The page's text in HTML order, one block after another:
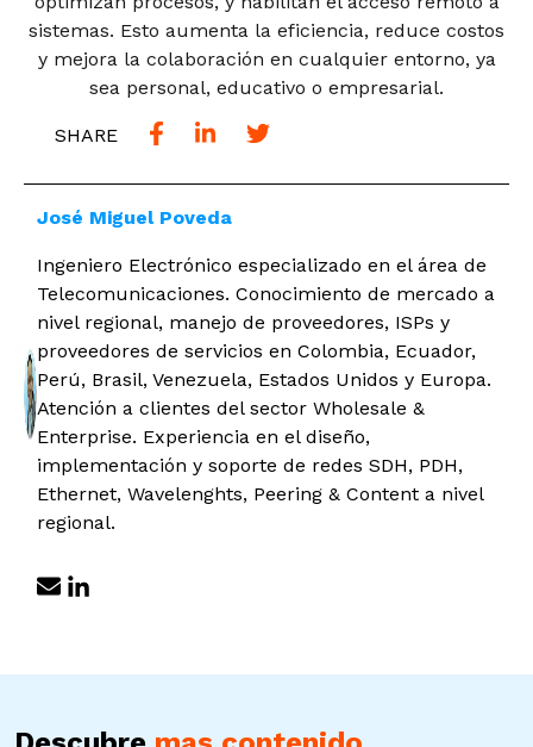
sistemas. Esto aumenta la eficiencia, reduce costos
y mejora la colaboración en cualquier entorno, ya
sea personal, educativo o empresarial.
SHARE
José Miguel Poveda
Ingeniero Electrónico especializado en el área de
Telecomunicaciones. Conocimiento de mercado a
nivel regional, manejo de proveedores, ISPs y
proveedores de servicios en Colombia, Ecuador,
Perú, Brasil, Venezuela, Estados Unidos y Europa.
Atención a clientes del sector Wholesale &
Enterprise. Experiencia en el diseño,
implementación y soporte de redes SDH, PDH,
Ethernet, Wavelenghts, Peering & Content a nivel
regional.